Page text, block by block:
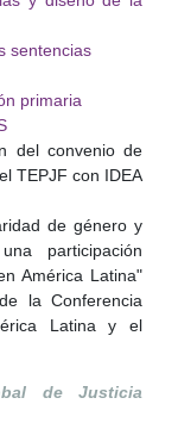
sentencias
primaria
del convenio de
TEPJF con IDEA
de género y
participación
América Latina"
la Conferencia
Latina y el
de Justicia